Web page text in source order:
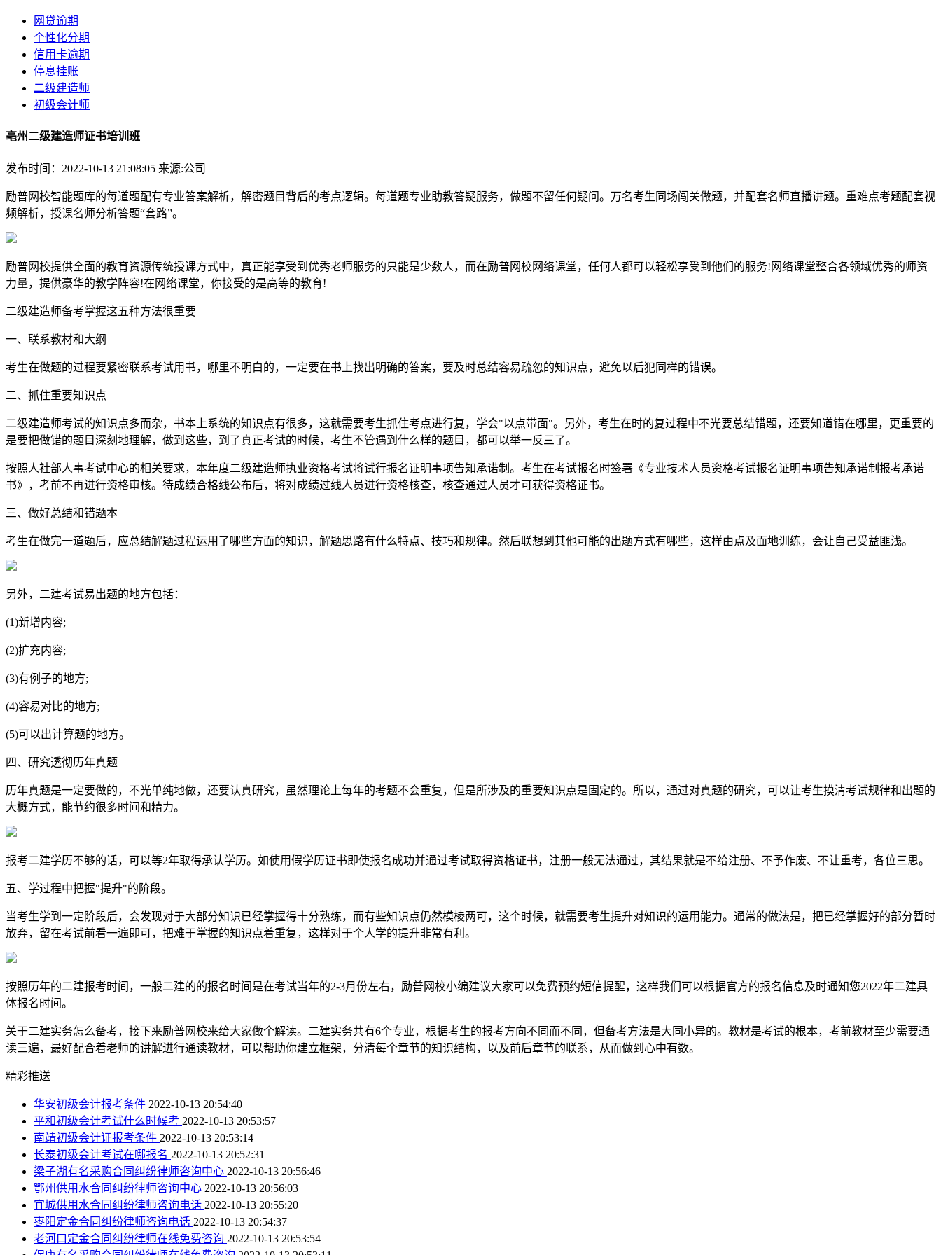
网贷逾期
个性化分期
信用卡逾期
停息挂账
二级建造师
初级会计师
亳州二级建造师证书培训班
发布时间：2022-10-13 21:08:05 来源:公司
励普网校智能题库的每道题配有专业答案解析，解密题目背后的考点逻辑。每道题专业助教答疑服务，做题不留任何疑问。万名考生同场闯关做题，并配套名师直播讲题。重难点考题配套视
频解析，授课名师分析答题“套路”。
励普网校提供全面的教育资源传统授课方式中，真正能享受到优秀老师服务的只能是少数人，而在励普网校网络课堂，任何人都可以轻松享受到他们的服务!网络课堂整合各领域优秀的师资
力量，提供豪华的教学阵容!在网络课堂，你接受的是高等的教育!
二级建造师备考掌握这五种方法很重要
一、联系教材和大纲
考生在做题的过程要紧密联系考试用书，哪里不明白的，一定要在书上找出明确的答案，要及时总结容易疏忽的知识点，避免以后犯同样的错误。
二、抓住重要知识点
二级建造师考试的知识点多而杂，书本上系统的知识点有很多，这就需要考生抓住考点进行复，学会"以点带面"。另外，考生在时的复过程中不光要总结错题，还要知道错在哪里，更重要的
是要把做错的题目深刻地理解，做到这些，到了真正考试的时候，考生不管遇到什么样的题目，都可以举一反三了。
按照人社部人事考试中心的相关要求，本年度二级建造师执业资格考试将试行报名证明事项告知承诺制。考生在考试报名时签署《专业技术人员资格考试报名证明事项告知承诺制报考承诺
书》，考前不再进行资格审核。待成绩合格线公布后，将对成绩过线人员进行资格核查，核查通过人员才可获得资格证书。
三、做好总结和错题本
考生在做完一道题后，应总结解题过程运用了哪些方面的知识，解题思路有什么特点、技巧和规律。然后联想到其他可能的出题方式有哪些，这样由点及面地训练，会让自己受益匪浅。
另外，二建考试易出题的地方包括：
(1)新增内容;
(2)扩充内容;
(3)有例子的地方;
(4)容易对比的地方;
(5)可以出计算题的地方。
四、研究透彻历年真题
历年真题是一定要做的，不光单纯地做，还要认真研究，虽然理论上每年的考题不会重复，但是所涉及的重要知识点是固定的。所以，通过对真题的研究，可以让考生摸清考试规律和出题的
大概方式，能节约很多时间和精力。
报考二建学历不够的话，可以等2年取得承认学历。如使用假学历证书即使报名成功并通过考试取得资格证书，注册一般无法通过，其结果就是不给注册、不予作废、不让重考，各位三思。
五、学过程中把握"提升"的阶段。
当考生学到一定阶段后，会发现对于大部分知识已经掌握得十分熟练，而有些知识点仍然模棱两可，这个时候，就需要考生提升对知识的运用能力。通常的做法是，把已经掌握好的部分暂时
放弃，留在考试前看一遍即可，把难于掌握的知识点着重复，这样对于个人学的提升非常有利。
按照历年的二建报考时间，一般二建的的报名时间是在考试当年的2-3月份左右，励普网校小编建议大家可以免费预约短信提醒，这样我们可以根据官方的报名信息及时通知您2022年二建具
体报名时间。
关于二建实务怎么备考，接下来励普网校来给大家做个解读。二建实务共有6个专业，根据考生的报考方向不同而不同，但备考方法是大同小异的。教材是考试的根本，考前教材至少需要通
读三遍，最好配合着老师的讲解进行通读教材，可以帮助你建立框架，分清每个章节的知识结构，以及前后章节的联系，从而做到心中有数。
精彩推送
华安初级会计报考条件 2022-10-13 20:54:40
平和初级会计考试什么时候考 2022-10-13 20:53:57
南靖初级会计证报考条件 2022-10-13 20:53:14
长泰初级会计考试在哪报名 2022-10-13 20:52:31
梁子湖有名采购合同纠纷律师咨询中心 2022-10-13 20:56:46
鄂州供用水合同纠纷律师咨询中心 2022-10-13 20:56:03
宜城供用水合同纠纷律师咨询电话 2022-10-13 20:55:20
枣阳定金合同纠纷律师咨询电话 2022-10-13 20:54:37
老河口定金合同纠纷律师在线免费咨询 2022-10-13 20:53:54